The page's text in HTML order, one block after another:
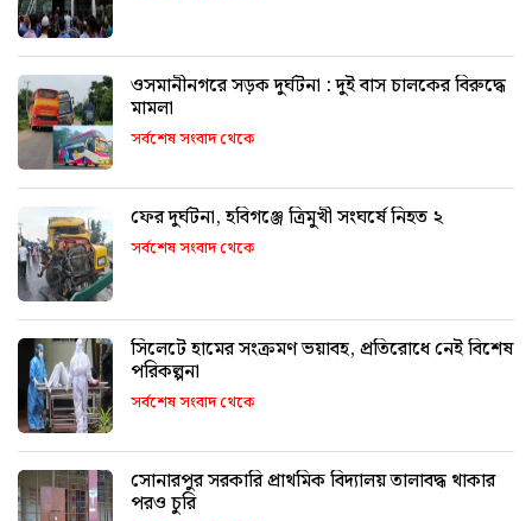
ওসমানীনগরে সড়ক দুর্ঘটনা : দুই বাস চালকের বিরুদ্ধে
মামলা
সর্বশেষ সংবাদ থেকে
ফের দুর্ঘটনা, হবিগঞ্জে ত্রিমুখী সংঘর্ষে নিহত ২
সর্বশেষ সংবাদ থেকে
সিলেটে হামের সংক্রমণ ভয়াবহ, প্রতিরোধে নেই বিশেষ
পরিকল্পনা
সর্বশেষ সংবাদ থেকে
সোনারপুর সরকারি প্রাথমিক বিদ্যালয় তালাবদ্ধ থাকার
পরও চুরি